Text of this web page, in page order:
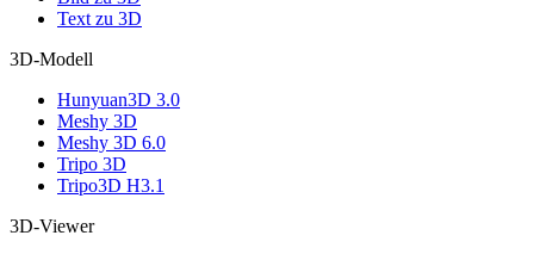
Text zu 3D
3D-Modell
Hunyuan3D 3.0
Meshy 3D
Meshy 3D 6.0
Tripo 3D
Tripo3D H3.1
3D-Viewer